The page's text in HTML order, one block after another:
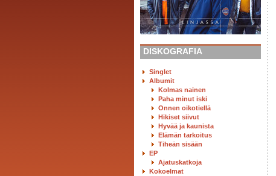
DISKOGRAFIA
Singlet
Albumit
Kolmas nainen
Paha minut iski
Onnen oikotiellä
Hikiset siivut
Hyvää ja kaunista
Elämän tarkoitus
Tiheän sisään
EP
Ajatuskatkoja
Kokoelmat